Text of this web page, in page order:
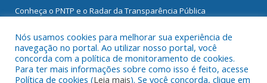
Conheça o PNTP e o Radar da Transparência Pública
Todos os direitos reservados a Prefeitura Municipal de
Nós usamos cookies para melhorar sua experiência de
navegação no portal. Ao utilizar nosso portal, você
concorda com a política de monitoramento de cookies.
Para ter mais informações sobre como isso é feito, acesse
Política de cookies (Leia mais). Se você concorda, clique em